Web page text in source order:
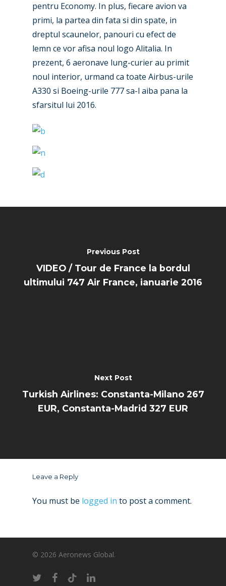
pentru Economy. In plus, fiecare avion va
primi, la partea din fata si din spate, in
dreptul scaunelor, panouri cu efect de
lemn ce vor afisa noul logo Alitalia. In
prezent, 6 aeronave lung-curier au primit
noul interior, urmand ca toate Airbus-urile
A330 si Boeing-urile 777 sa-l aiba pana la
sfarsitul lui 2016.
Previous Post
VIDEO / Tour de France la bordul
ultimului 747 Air France, ianuarie 2016
Next Post
Turkish Airlines: Constanta-Milano 267
EUR, Constanta-Madrid 327 EUR
Leave a Reply
You must be logged in to post a comment.
© 2026 Aeronews Global.
Industry
Accidents / Incidents
Airshows
Dubai 2025
Paris 2025
Farnborough 2024
Business Jets
Military
Trip Reports